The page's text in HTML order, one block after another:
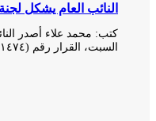
النائب العام يشكل لجنة
كتب: محمد علاء أصدر النائب
السبت، القرار رقم (١٤٧٤) لسنة ٢٠٢١ بتشكيل لجنة عليا لوضع…